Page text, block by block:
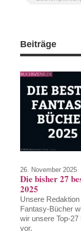
Beiträge
26. November 2025
Die bisher 27
2025
Unsere
Fantasy-Bücher
wir unsere Top-
vor.